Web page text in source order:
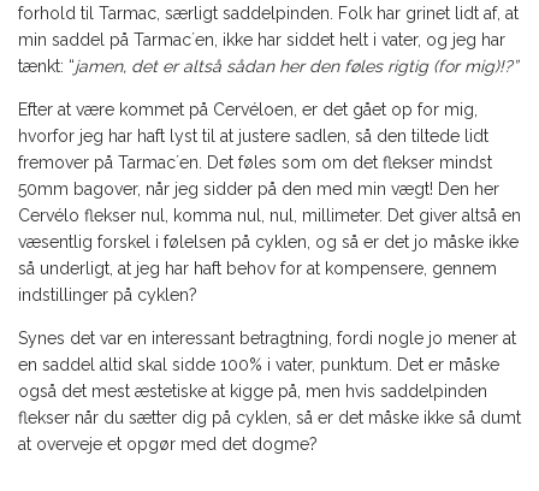
forhold til Tarmac, særligt saddelpinden. Folk har grinet lidt af, at
min saddel på Tarmac´en, ikke har siddet helt i vater, og jeg har
tænkt: “jamen, det er altså sådan her den føles rigtig (for mig)!?”
Efter at være kommet på Cervéloen, er det gået op for mig,
hvorfor jeg har haft lyst til at justere sadlen, så den tiltede lidt
fremover på Tarmac´en. Det føles som om det flekser mindst
50mm bagover, når jeg sidder på den med min vægt! Den her
Cervélo flekser nul, komma nul, nul, millimeter. Det giver altså en
væsentlig forskel i følelsen på cyklen, og så er det jo måske ikke
så underligt, at jeg har haft behov for at kompensere, gennem
indstillinger på cyklen?
Synes det var en interessant betragtning, fordi nogle jo mener at
en saddel altid skal sidde 100% i vater, punktum. Det er måske
også det mest æstetiske at kigge på, men hvis saddelpinden
flekser når du sætter dig på cyklen, så er det måske ikke så dumt
at overveje et opgør med det dogme?